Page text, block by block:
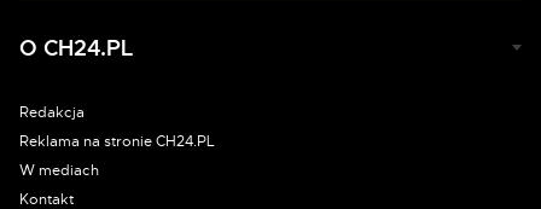
O CH24.PL
Redakcja
Reklama na stronie CH24.PL
W mediach
Kontakt